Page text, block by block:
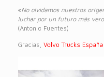
«No olvidamos nuestros
luchar por un futuro más
(Antonio Fuentes)
Gracias,Volvo Trucks España